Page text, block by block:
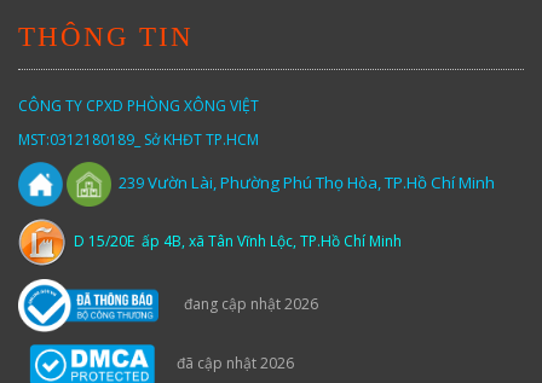
THÔNG TIN
CÔNG TY CPXD PHÒNG XÔNG VIỆT
MST:0312180189_ Sở KHĐT TP.HCM
239Vườn Lài,Phường Phú Thọ Hòa, TP.Hồ Chí Minh
D 15/20E ấp 4B, xã Tân Vĩnh Lộc, TP.Hồ Chí Minh
đang cập nhật 2026
đã cập nhật 2026